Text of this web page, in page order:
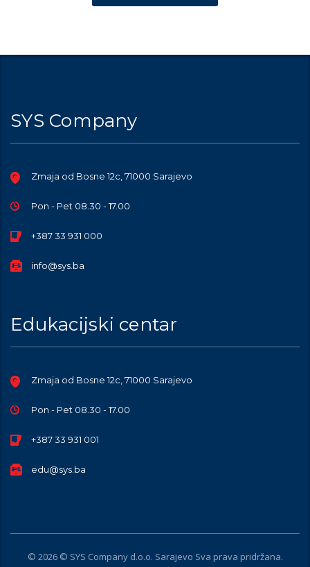
SYS Company
Zmaja od Bosne 12c, 71000 Sarajevo
Pon - Pet 08.30 - 17.00
+387 33 931 000
info@sys.ba
Edukacijski centar
Zmaja od Bosne 12c, 71000 Sarajevo
Pon - Pet 08.30 - 17.00
+387 33 931 001
edu@sys.ba
© 2026 © SYS Company d.o.o. Sarajevo Sva prava pridržana.